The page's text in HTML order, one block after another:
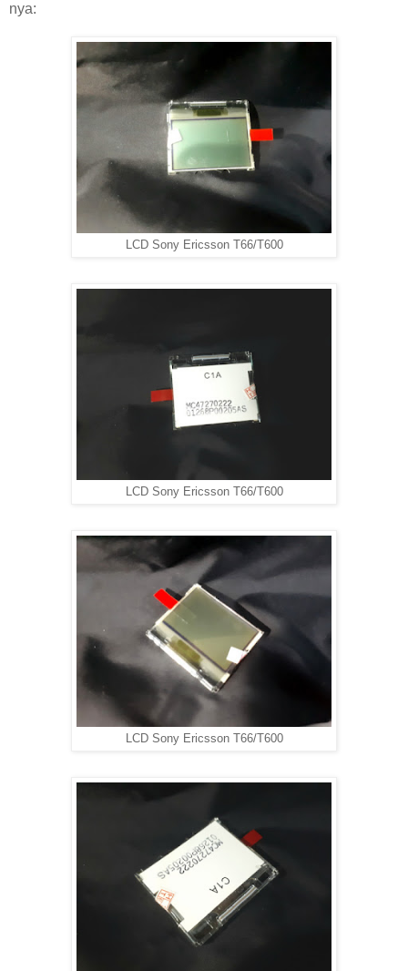
nya:
LCD Sony Ericsson T66/T600
LCD Sony Ericsson T66/T600
LCD Sony Ericsson T66/T600